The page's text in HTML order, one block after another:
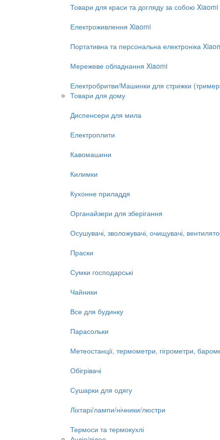
Товари для краси та догляду за собою Xiaomi
Електроживлення Xiaomi
Портативна та персональна електроніка
Мережеве обладнання Xiaomi
Електробритви/Машинки для стрижки
Товари для дому
Диспенсери для мила
Електроплити
Кавомашини
Килимки
Кухонне приладдя
Органайзери для зберігання
Осушувачі, зволожувачі, очищувачі,
Праски
Сумки господарські
Чайники
Все для будинку
Парасольки
Метеостанції, термометри, гігрометри,
Обігрівачі
Сушарки для одягу
Ліхтарі/лампи/нічники/люстри
Термоси та термокухлі